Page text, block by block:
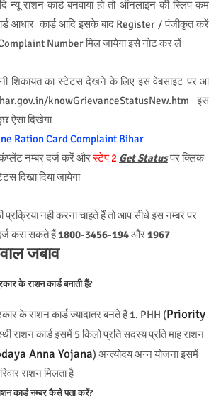
राशन कार्ड बनवाया हो तो ऑनलाइन की स्लिप कम
आधार कार्ड आदि इसके बाद Register / पंजीकृत करें
Number मिल जायेगा इसे नोट कर लें
शिकायत का स्टेटस देखने के लिए इस वेबसाइट पर आ
knowGrievanceStatusNew.htm इस
ऐसा दिखेगा
नम्बर दर्ज करें औरस्टेप 2 Get Statusपर क्लिक
दिखा दिया जायेगा
नही करना चाहते हैं तो आप सीधे इस नम्बर पर
करा सकते हैं1800-3456-194और1967
जबाव
के राशन कार्ड बनाती हैं?
के राशन कार्ड ज्यादातर बनते हैं 1. PHH (Priority
राशन कार्ड इसमें 5 किलो प्रति सदस्य प्रति माह राशन
Anna Yojana) अन्त्योदय अन्न योजना इसमें
राशन मिलता है
कार्ड नम्बर कैसे पता करें?